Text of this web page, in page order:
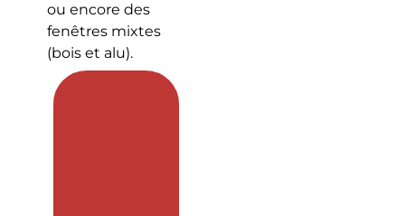
ou encore des
fenêtres mixtes
(bois et alu).